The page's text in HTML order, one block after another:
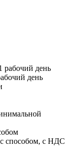
день
способом, с НДС